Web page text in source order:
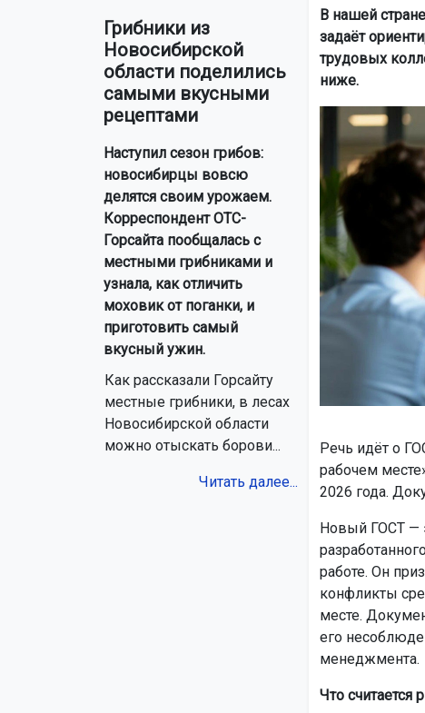
Грибники из
Новосибирской
области поделились
самыми вкусными
рецептами
Наступил сезон грибов:
новосибирцы вовсю
делятся своим урожаем.
Корреспондент ОТС-
Горсайта пообщалась с
местными грибниками и
узнала, как отличить
моховик от поганки, и
приготовить самый
вкусный ужин.
Как рассказали Горсайту
местные грибники, в лесах
Новосибирской области
можно отыскать борови...
Читать далее...
В нашей
задаёт
трудовых
ниже.
Речь идёт о
рабочем
2026 года.
Новый ГОСТ —
работе. Он
конфликты
месте.
его
менеджмента.
Что считается